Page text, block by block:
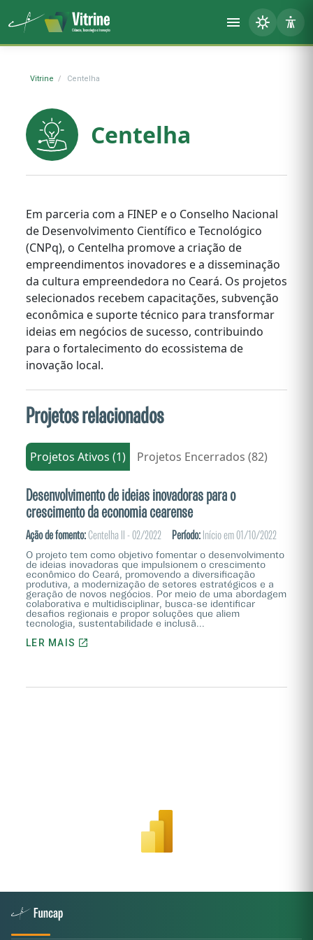
Vitrine Centelha
Centelha
Em parceria com a FINEP e o Conselho Nacional
de Desenvolvimento Científico e Tecnológico
(CNPq), o Centelha promove a criação de
empreendimentos inovadores e a disseminação
da cultura empreendedora no Ceará. Os projetos
selecionados recebem capacitações, subvenção
econômica e suporte técnico para transformar
ideias em negócios de sucesso, contribuindo
para o fortalecimento do ecossistema de
inovação local.
Projetos relacionados
Projetos Ativos (1) Projetos Encerrados (82)
Desenvolvimento de ideias inovadoras para o
crescimento da economia cearense
Ação de fomento:Centelha II - 02/2022 Período: Início em 01/10/2022
O projeto tem como objetivo fomentar o desenvolvimento
de ideias inovadoras que impulsionem o crescimento
econômico do Ceará, promovendo a diversificação
produtiva, a modernização de setores estratégicos e a
geração de novos negócios. Por meio de uma abordagem
colaborativa e multidisciplinar, busca-se identificar
desafios regionais e propor soluções que aliem
tecnologia, sustentabilidade e inclusã...
LER MAIS